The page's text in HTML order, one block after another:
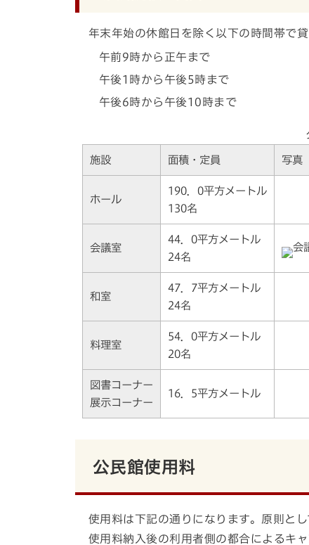
年末年始の休館日を除く以下の時間帯で貸
午前9時から正午まで
午後1時から午後5時まで
午後6時から午後10時まで
施設 面積・定員 写真
ホール
190．0平方メートル
130名
会議室
44．0平方メートル
24名
和室
47．7平方メートル
24名
料理室
54．0平方メートル
20名
図書コーナー
展示コーナー
16．5平方メートル
公民館使用料
使用料は下記の通りになります。原則とし
使用料納入後の利用者側の都合によるキ